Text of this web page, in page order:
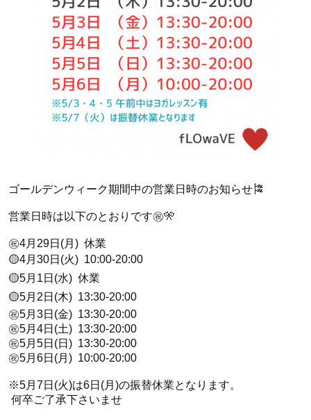
ゴールデンウィーク期間中の営業日時のお知らせ🎏
営業日時は以下のとおりです㊗️🎌
㊗️4月29日(月) 休業
🟡4月30日(火) 10:00-20:00
🟡5月1日(水) 休業
🟡5月2日(木) 13:30-20:00
㊗️5月3日(金) 13:30-20:00
㊗️5月4日(土) 13:30-20:00
㊗️5月5日(日) 13:30-20:00
㊗️5月6日(月) 10:00-20:00
※5月7日(火)は6日(月)の振替休業となります。
何卒ご了承下さいませ